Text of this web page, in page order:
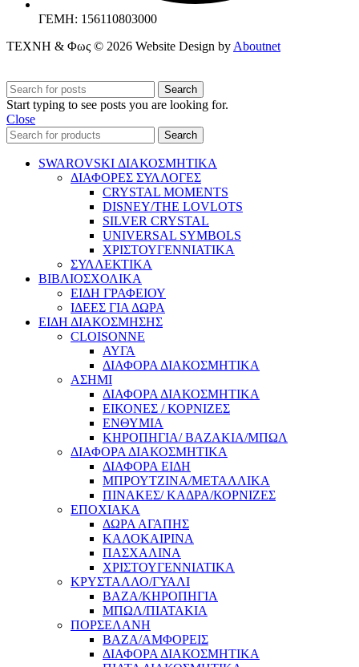
ΓΕΜΗ: 156110803000
ΤΕΧΝΗ & Φως © 2026 Website Design by Aboutnet
Search
Start typing to see posts you are looking for.
Close
Search
SWAROVSKI ΔΙΑΚΟΣΜΗΤΙΚΑ
ΔΙΑΦΟΡΕΣ ΣΥΛΛΟΓΕΣ
CRYSTAL MOMENTS
DISNEY/THE LOVLOTS
SILVER CRYSTAL
UNIVERSAL SYMBOLS
ΧΡΙΣΤΟΥΓΕΝΝΙΑΤΙΚΑ
ΣΥΛΛΕΚΤΙΚΑ
ΒΙΒΛΙΟΣΧΟΛΙΚΑ
ΕΙΔΗ ΓΡΑΦΕΙΟΥ
ΙΔΕΕΣ ΓΙΑ ΔΩΡΑ
ΕΙΔΗ ΔΙΑΚΟΣΜΗΣΗΣ
CLOISONNE
ΑΥΓΑ
ΔΙΑΦΟΡΑ ΔΙΑΚΟΣΜΗΤΙΚΑ
ΑΣΗΜΙ
ΔΙΑΦΟΡΑ ΔΙΑΚΟΣΜΗΤΙΚΑ
ΕΙΚΟΝΕΣ / ΚΟΡΝΙΖΕΣ
ΕΝΘΥΜΙΑ
ΚΗΡΟΠΗΓΙΑ/ ΒΑΖΑΚΙΑ/ΜΠΩΛ
ΔΙΑΦΟΡΑ ΔΙΑΚΟΣΜΗΤΙΚΑ
ΔΙΑΦΟΡΑ ΕΙΔΗ
ΜΠΡΟΥΤΖΙΝΑ/ΜΕΤΑΛΛΙΚΑ
ΠΙΝΑΚΕΣ/ ΚΑΔΡΑ/ΚΟΡΝΙΖΕΣ
ΕΠΟΧΙΑΚΑ
ΔΩΡΑ ΑΓΑΠΗΣ
ΚΑΛΟΚΑΙΡΙΝΑ
ΠΑΣΧΑΛΙΝΑ
ΧΡΙΣΤΟΥΓΕΝΝΙΑΤΙΚΑ
ΚΡΥΣΤΑΛΛΟ/ΓΥΑΛΙ
ΒΑΖΑ/ΚΗΡΟΠΗΓΙΑ
ΜΠΩΛ/ΠΙΑΤΑΚΙΑ
ΠΟΡΣΕΛΑΝΗ
ΒΑΖΑ/ΑΜΦΟΡΕΙΣ
ΔΙΑΦΟΡΑ ΔΙΑΚΟΣΜΗΤΙΚΑ